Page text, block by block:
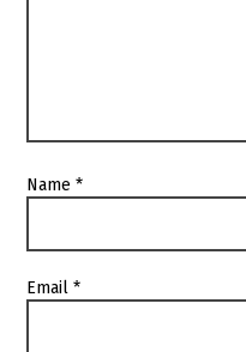
Name*
Email*